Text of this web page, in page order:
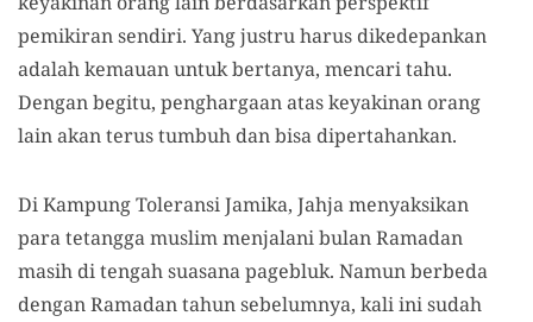
pemikiran sendiri. Yang justru harus dikedepankan
adalah kemauan untuk bertanya, mencari tahu.
Dengan begitu, penghargaan atas keyakinan orang
lain akan terus tumbuh dan bisa dipertahankan.
Di Kampung Toleransi Jamika, Jahja menyaksikan
para tetangga muslim menjalani bulan Ramadan
masih di tengah suasana pagebluk. Namun berbeda
dengan Ramadan tahun sebelumnya, kali ini sudah